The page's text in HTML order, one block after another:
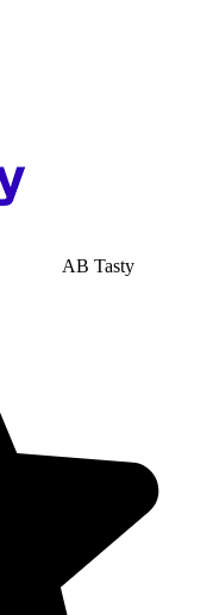
AB Tasty